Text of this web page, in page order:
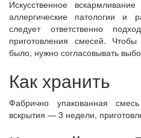
Искусственное
аллергические патологии и
следует ответственно
приготовления смесей.
было, нужно согласовывать
Как хранить
Фабрично упакованная
вскрытия — 3 недели,